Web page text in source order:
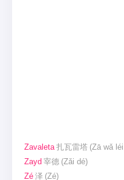
Zavaleta 扎瓦雷塔 (Zā wǎ
Zayd 宰德 (Zǎi dé)
Zé 泽 (Zé)